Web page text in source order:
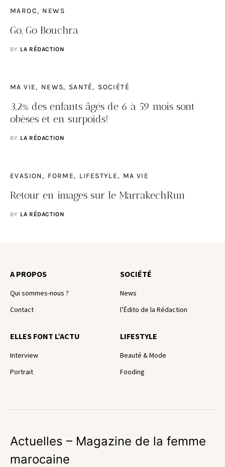
MAROC NEWS
Go, Go Bouchra
BY LA RÉDACTION
MA VIE NEWS SANTÉ SOCIÉTÉ
3,2% des enfants âgés de 6 à 59 mois sont
obèses et en surpoids!
BY LA RÉDACTION
EVASION FORME LIFESTYLE MA VIE
Retour en images sur le MarrakechRun
BY LA RÉDACTION
A PROPOS
Qui sommes-nous ?
Contact
SOCIÉTÉ
News
l’Édito de la Rédaction
ELLES FONT L’ACTU
Interview
Portrait
LIFESTYLE
Beauté & Mode
Fooding
Actuelles – Magazine de la femme
marocaine